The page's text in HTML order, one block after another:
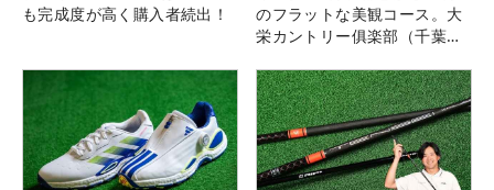
も完成度が高く購入者続出！
のフラットな美観コース。大
栄カントリー俱楽部（千葉